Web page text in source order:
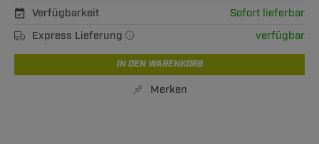
Verfügbarkeit
Sofort lieferbar
Express Lieferung
verfügbar
IN DEN WARENKORB
Merken